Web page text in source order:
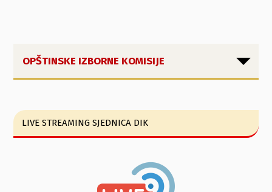
OPŠTINSKE IZBORNE KOMISIJE
LIVE STREAMING SJEDNICA DIK